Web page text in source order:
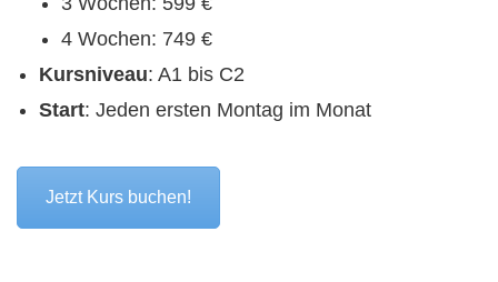
4 Wochen: 749 €
Kursniveau: A1 bis C2
Start: Jeden ersten Montag im Monat
Jetzt Kurs buchen!